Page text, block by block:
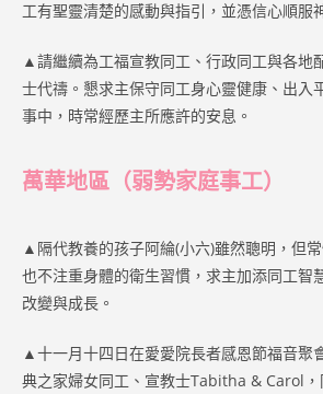
工有聖靈清楚的感動與指引，並憑信心順服
▲請繼續為工福宣教同工、行政同工與各地
士代禱。懇求主保守同工身心靈健康、出入
事中，時常經歷主所應許的安息。
萬華地區（弱勢家庭事工）
▲隔代教養的孩子阿綸(小六)雖然聰明，但
也不注重身體的衛生習慣，求主加添同工智
改變與成長。
▲十一月十四日在愛愛院長者感恩節福音聚
典之家婦女同工、宣教士Tabitha & Carol